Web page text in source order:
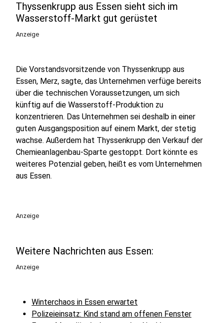
Thyssenkrupp aus Essen sieht sich im
Wasserstoff-Markt gut gerüstet
Anzeige
Die Vorstandsvorsitzende von Thyssenkrupp aus
Essen, Merz, sagte, das Unternehmen verfüge bereits
über die technischen Voraussetzungen, um sich
künftig auf die Wasserstoff-Produktion zu
konzentrieren. Das Unternehmen sei deshalb in einer
guten Ausgangsposition auf einem Markt, der stetig
wachse. Außerdem hat Thyssenkrupp den Verkauf der
Chemieanlagenbau-Sparte gestoppt. Dort könnte es
weiteres Potenzial geben, heißt es vom Unternehmen
aus Essen.
Anzeige
Weitere Nachrichten aus Essen:
Anzeige
Winterchaos in Essen erwartet
Polizeieinsatz: Kind stand am offenen Fenster